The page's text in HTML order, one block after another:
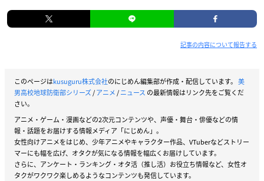
記事の内容について報告する
このページはkusuguru株式会社のにじめん編集部が作成・配信しています。 美
男高校地球防衛部シリーズ/アニメ/ニュース の最新情報はリンク先をご覧くだ
さい。
アニメ・ゲーム・漫画などの2次元コンテンツや、声優・舞台・俳優などの情
報・話題をお届けする情報メディア「にじめん」。
女性向けアニメをはじめ、少年アニメやキャラクター作品、VTuberなどストリー
マーにも幅を広げ、オタクが気になる情報を幅広くお届けしています。
さらに、アンケート・ランキング・オタ活（推し活）お役立ち情報など、女性オ
タクがワクワク楽しめるようなコンテンツも発信しています。